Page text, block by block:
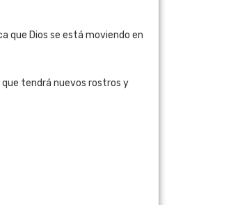
que Dios se está moviendo en
que tendrá nuevos rostros y